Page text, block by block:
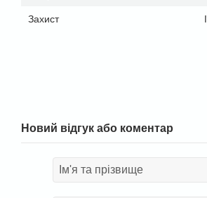
Захист
Новий відгук або коментар